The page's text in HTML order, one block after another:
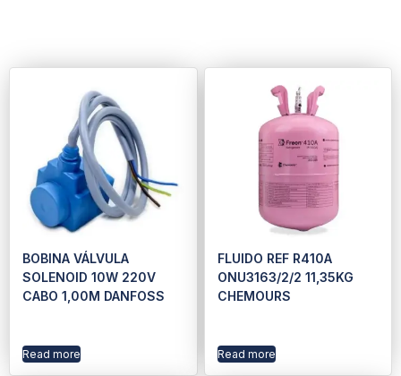
BOBINA VÁLVULA
SOLENOID 10W 220V
CABO 1,00M DANFOSS
Read more
FLUIDO REF R410A
ONU3163/2/2 11,35KG
CHEMOURS
Read more